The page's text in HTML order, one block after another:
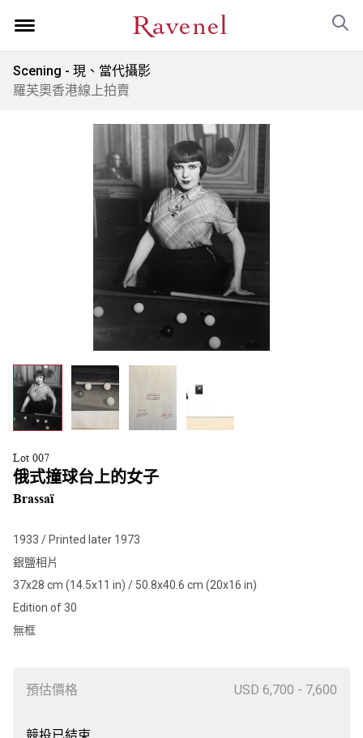
Scening - 現、當代攝影
羅芙奧香港線上拍賣
Lot 007
俄式撞球台上的女子
Brassaï
1933 / Printed later 1973
銀鹽相片
37x28 cm (14.5x11 in) / 50.8x40.6 cm (20x16 in)
Edition of 30
無框
預估價格 USD 6,700 - 7,600